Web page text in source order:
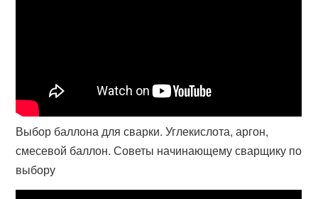
Выбор баллона для сварки. Углекислота, аргон,
смесевой баллон. Советы начинающему сварщику по
выбору